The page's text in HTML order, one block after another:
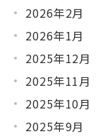
2026年2月
2026年1月
2025年12月
2025年11月
2025年10月
2025年9月